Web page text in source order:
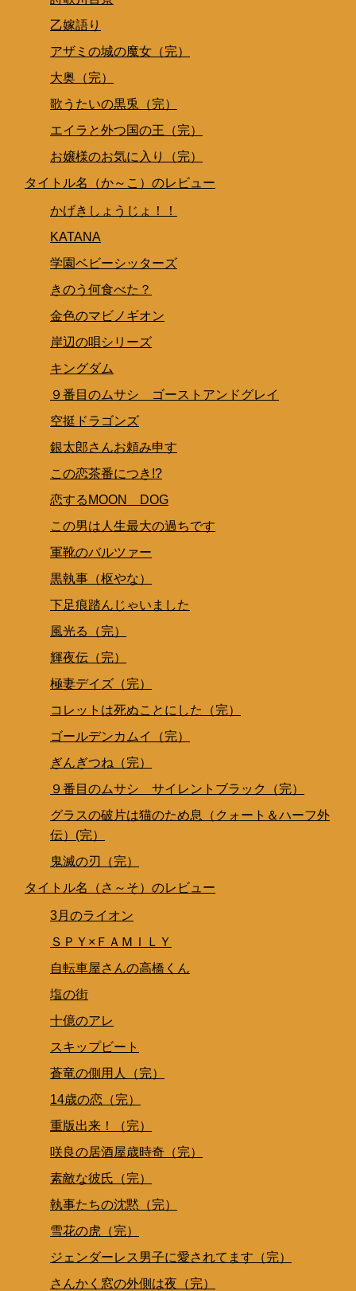
乙嫁語り
アザミの城の魔女（完）
大奥（完）
歌うたいの黒兎（完）
エイラと外つ国の王（完）
お嬢様のお気に入り（完）
タイトル名（か～こ）のレビュー
かげきしょうじょ！！
KATANA
学園ベビーシッターズ
きのう何食べた？
金色のマビノギオン
岸辺の唄シリーズ
キングダム
９番目のムサシ ゴーストアンドグレイ
空挺ドラゴンズ
銀太郎さんお頼み申す
この恋茶番につき!?
恋するMOON DOG
この男は人生最大の過ちです
軍靴のバルツァー
黒執事（枢やな）
下足痕踏んじゃいました
風光る（完）
輝夜伝（完）
極妻デイズ（完）
コレットは死ぬことにした（完）
ゴールデンカムイ（完）
ぎんぎつね（完）
９番目のムサシ サイレントブラック（完）
グラスの破片は猫のため息（クォート＆ハーフ外
伝）(完）
鬼滅の刃（完）
タイトル名（さ～そ）のレビュー
3月のライオン
ＳＰＹ×ＦＡＭＩＬＹ
自転車屋さんの高橋くん
塩の街
十億のアレ
スキップビート
蒼竜の側用人（完）
14歳の恋（完）
重版出来！（完）
咲良の居酒屋歳時奇（完）
素敵な彼氏（完）
執事たちの沈黙（完）
雪花の虎（完）
ジェンダーレス男子に愛されてます（完）
さんかく窓の外側は夜（完）